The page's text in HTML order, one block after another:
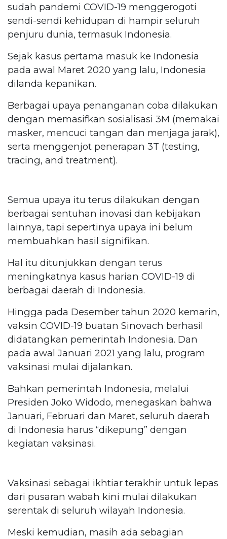
sudah pandemi COVID-19 menggerogoti
sendi-sendi kehidupan di hampir seluruh
penjuru dunia, termasuk Indonesia.
Sejak kasus pertama masuk ke Indonesia
pada awal Maret 2020 yang lalu, Indonesia
dilanda kepanikan.
Berbagai upaya penanganan coba dilakukan
dengan memasifkan sosialisasi 3M (memakai
masker, mencuci tangan dan menjaga jarak),
serta menggenjot penerapan 3T (testing,
tracing, and treatment).
Semua upaya itu terus dilakukan dengan
berbagai sentuhan inovasi dan kebijakan
lainnya, tapi sepertinya upaya ini belum
membuahkan hasil signifikan.
Hal itu ditunjukkan dengan terus
meningkatnya kasus harian COVID-19 di
berbagai daerah di Indonesia.
Hingga pada Desember tahun 2020 kemarin,
vaksin COVID-19 buatan Sinovach berhasil
didatangkan pemerintah Indonesia. Dan
pada awal Januari 2021 yang lalu, program
vaksinasi mulai dijalankan.
Bahkan pemerintah Indonesia, melalui
Presiden Joko Widodo, menegaskan bahwa
Januari, Februari dan Maret, seluruh daerah
di Indonesia harus “dikepung” dengan
kegiatan vaksinasi.
Vaksinasi sebagai ikhtiar terakhir untuk lepas
dari pusaran wabah kini mulai dilakukan
serentak di seluruh wilayah Indonesia.
Meski kemudian, masih ada sebagian